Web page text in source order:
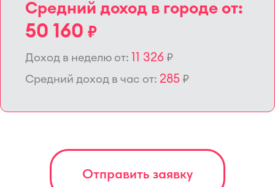
Средний доход в городе от:
50 160 ₽
Доход в неделю от: 11 326 ₽
Средний доход в час от: 285 ₽
Отправить заявку